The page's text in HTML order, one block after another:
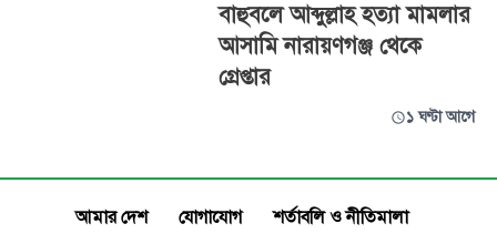
বাহুবলে আব্দুল্লাহ হত্যা মামলার
আসামি নারায়ণগঞ্জ থেকে
গ্রেপ্তার
১ ঘণ্টা আগে
আমার দেশ যোগাযোগ
শর্তাবলি ও নীতিমালা